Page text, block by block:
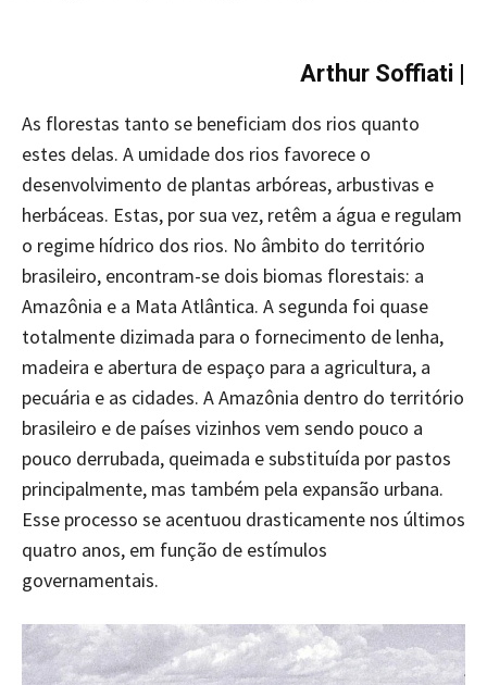
Arthur Soffiati
As florestas tanto se beneficiam dos rios quanto
estes delas. A umidade dos rios favorece o
desenvolvimento de plantas arbóreas, arbustivas e
herbáceas. Estas, por sua vez, retêm a água e regulam
o regime hídrico dos rios. No âmbito do território
brasileiro, encontram-se dois biomas florestais: a
Amazônia e a Mata Atlântica. A segunda foi quase
totalmente dizimada para o fornecimento de lenha,
madeira e abertura de espaço para a agricultura, a
pecuária e as cidades. A Amazônia dentro do território
brasileiro e de países vizinhos vem sendo pouco a
pouco derrubada, queimada e substituída por pastos
principalmente, mas também pela expansão urbana.
Esse processo se acentuou drasticamente nos últimos
quatro anos, em função de estímulos
governamentais.